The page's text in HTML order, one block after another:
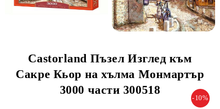
Castorland Пъзел Изглед към
Сакре Кьор на хълма Монмартър
3000 части 300518
-10%